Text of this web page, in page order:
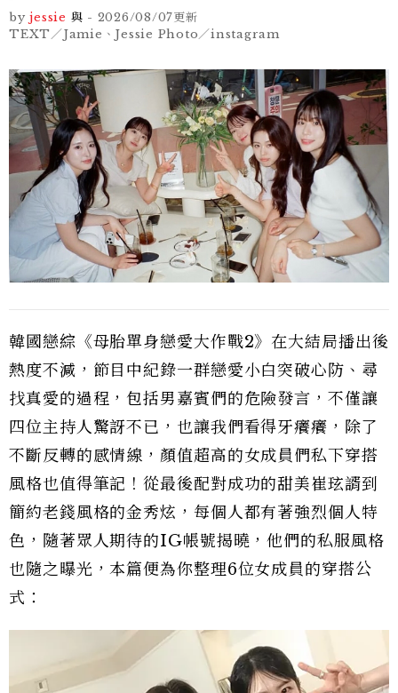
by jessie 與 - 2026/08/07更新
TEXT／Jamie、Jessie Photo／instagram
韓國戀綜《母胎單身戀愛大作戰2》在大結局播出後
熱度不減，節目中紀錄一群戀愛小白突破心防、尋
找真愛的過程，包括男嘉賓們的危險發言，不僅讓
四位主持人驚訝不已，也讓我們看得牙癢癢，除了
不斷反轉的感情線，顏值超高的女成員們私下穿搭
風格也值得筆記！從最後配對成功的甜美崔玹諝到
簡約老錢風格的金秀炫，每個人都有著強烈個人特
色，隨著眾人期待的IG帳號揭曉，他們的私服風格
也隨之曝光，本篇便為你整理6位女成員的穿搭公
式：